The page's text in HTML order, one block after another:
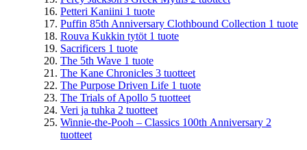
Petteri Kaniini 1 tuote
Puffin 85th Anniversary Clothbound Collection 1 tuote
Rouva Kukkin tytöt 1 tuote
Sacrificers 1 tuote
The 5th Wave 1 tuote
The Kane Chronicles 3 tuotteet
The Purpose Driven Life 1 tuote
The Trials of Apollo 5 tuotteet
Veri ja tuhka 2 tuotteet
Winnie-the-Pooh – Classics 100th Anniversary 2
tuotteet